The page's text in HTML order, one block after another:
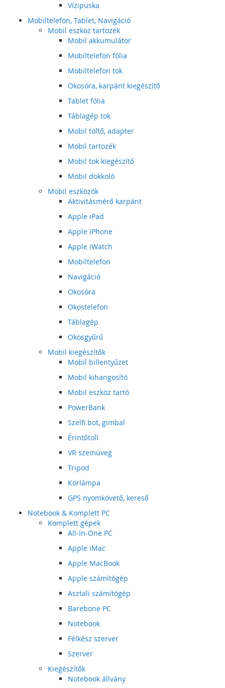
Vízipuska
Mobiltelefon, Tablet, Navigáció
Mobil eszköz tartozék
Mobil akkumulátor
Mobiltelefon fólia
Mobiltelefon tok
Okosóra, karpánt kiegészítő
Tablet fólia
Táblagép tok
Mobil töltő, adapter
Mobil tartozék
Mobil tok kiegészítő
Mobil dokkoló
Mobil eszközök
Aktivitásmérő karpánt
Apple iPad
Apple iPhone
Apple iWatch
Mobiltelefon
Navigáció
Okosóra
Okostelefon
Táblagép
Okosgyűrű
Mobil kiegészítők
Mobil billentyűzet
Mobil kihangosító
Mobil eszköz tartó
PowerBank
Szelfi bot, gimbal
Érintőtoll
VR szemüveg
Tripod
Körlámpa
GPS nyomkövető, kereső
Notebook & Komplett PC
Komplett gépek
All-In-One PC
Apple iMac
Apple MacBook
Apple számítógép
Asztali számítógép
Barebone PC
Notebook
Félkész szerver
Szerver
Kiegészítők
Notebook állvány